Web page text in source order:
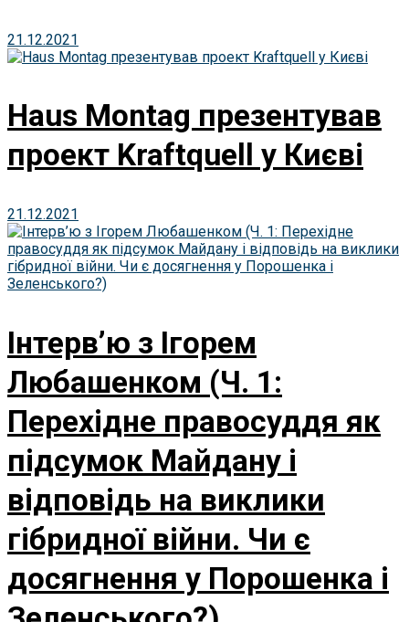
21.12.2021
Haus Montag презентував
проект Kraftquell у Києві
21.12.2021
Інтерв’ю з Ігорем
Любашенком (Ч. 1:
Перехідне правосуддя як
підсумок Майдану і
відповідь на виклики
гібридної війни. Чи є
досягнення у Порошенка і